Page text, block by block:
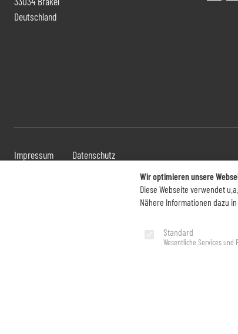
Deutschland
Impressum Datenschutz
Wir optimieren unsere
Diese Webseite verwendet
Nähere Informationen dazu
Standard
Wesentliche Services und